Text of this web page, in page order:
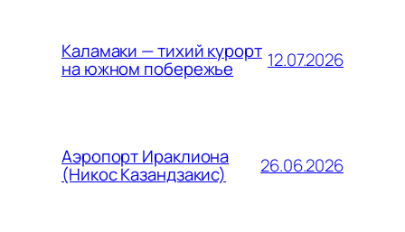
Каламаки — тихий курорт
на южном побережье 12.07.2026
Аэропорт Ираклиона
(Никос Казандзакис) 26.06.2026